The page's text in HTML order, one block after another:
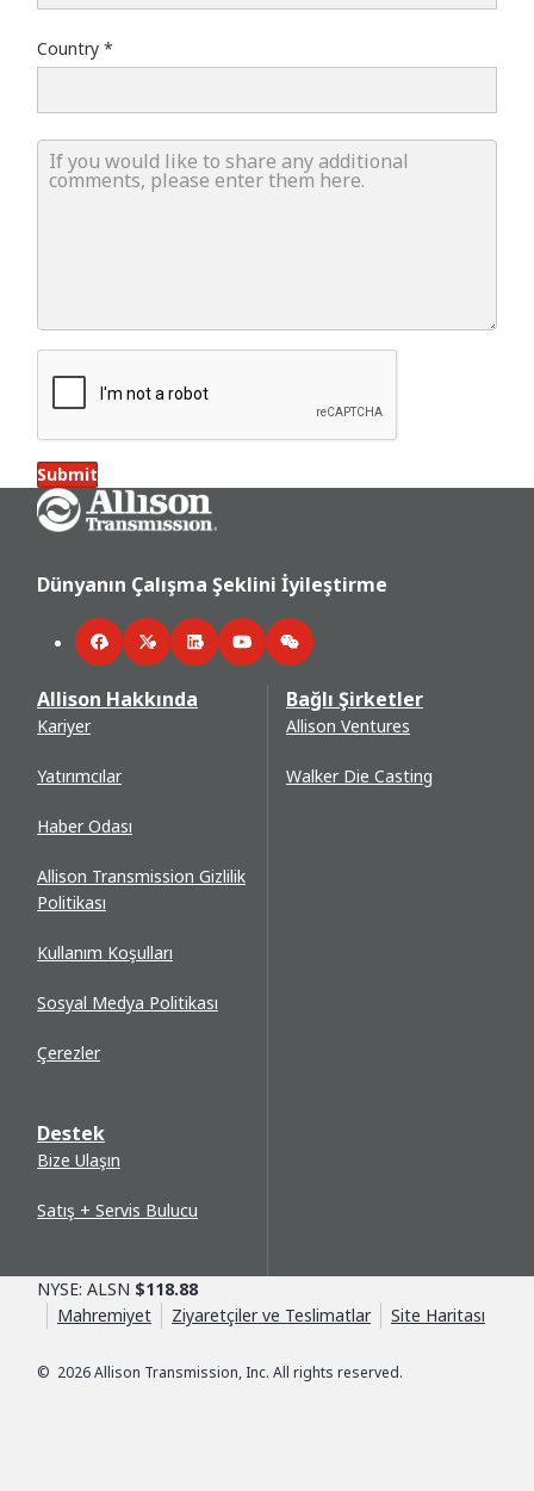
Country
If you would like to share any additional comments,
Submit
Go Home
Dünyanın Çalışma Şeklini İyileştirme
FacebookTwitterLinkedInYouTubeWeChat
Allison Hakkında
Kariyer
Yatırımcılar
Haber Odası
Allison Transmission Gizlilik
Politikası
Kullanım Koşulları
Sosyal Medya Politikası
Çerezler
Destek
Bize Ulaşın
Satış + Servis Bulucu
Bağlı Şirketler
Allison Ventures
Walker Die Casting
© 2026Allison Transmission, Inc. All rights reserved.
NYSE: ALSN $118.88
Mahremiyet
Ziyaretçiler ve Teslimatlar Site Haritası